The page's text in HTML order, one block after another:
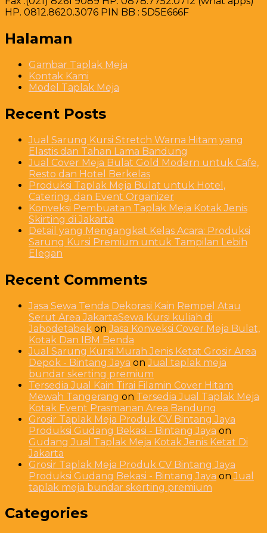
HP. 0812.8620.3076 PIN BB : 5D5E666F
Halaman
Gambar Taplak Meja
Kontak Kami
Model Taplak Meja
Recent Posts
Jual Sarung Kursi Stretch Warna Hitam yang
Elastis dan Tahan Lama Bandung
Jual Cover Meja Bulat Gold Modern untuk Cafe,
Resto dan Hotel Berkelas
Produksi Taplak Meja Bulat untuk Hotel,
Catering, dan Event Organizer
Konveksi Pembuatan Taplak Meja Kotak Jenis
Skirting di Jakarta
Detail yang Mengangkat Kelas Acara: Produksi
Sarung Kursi Premium untuk Tampilan Lebih
Elegan
Recent Comments
Jasa Sewa Tenda Dekorasi Kain Rempel Atau
Serut Area JakartaSewa Kursi kuliah di
Jabodetabek onJasa Konveksi Cover Meja Bulat,
Kotak Dan IBM Benda
Jual Sarung Kursi Murah Jenis Ketat Grosir Area
Depok - Bintang Jaya onJual taplak meja
bundar skerting premium
Tersedia Jual Kain Tirai Filamin Cover Hitam
Mewah Tangerang on Tersedia Jual Taplak Meja
Kotak Event Prasmanan Area Bandung
Grosir Taplak Meja Produk CV Bintang Jaya
Produksi Gudang Bekasi - Bintang Jaya on
Gudang Jual Taplak Meja Kotak Jenis Ketat Di
Jakarta
Grosir Taplak Meja Produk CV Bintang Jaya
Produksi Gudang Bekasi - Bintang Jaya onJual
taplak meja bundar skerting premium
Categories